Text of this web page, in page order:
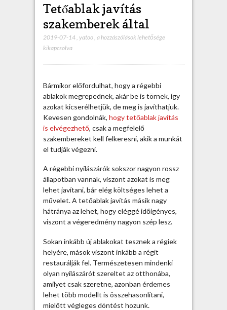
Tetőablak javítás
szakemberek által
2019-07-14, yatoo, T
b
l
a
k
j
a
v
í
t
s
z
k
e
m
b
e
r
e
a hozzászólások lehetősége
kikapcsolva
Bármikor előfordulhat, hogy a régebbi
ablakok megrepednek, akár be is törnek, így
azokat kicserélhetjük, de meg is javíthatjuk.
Kevesen gondolnák, hogy tetőablak javítás
is elvégezhető, csak a megfelelő
szakembereket kell felkeresni, akik a munkát
el tudják végezni.
A régebbi nyílászárók sokszor nagyon rossz
állapotban vannak, viszont azokat is meg
lehet javítani, bár elég költséges lehet a
művelet. A tetőablak javítás másik nagy
hátránya az lehet, hogy eléggé időigényes,
viszont a végeredmény nagyon szép lesz.
Sokan inkább új ablakokat tesznek a régiek
helyére, mások viszont inkább a régit
restaurálják fel. Természetesen mindenki
olyan nyílászárót szereltet az otthonába,
amilyet csak szeretne, azonban érdemes
lehet több modellt is összehasonlítani,
mielőtt végleges döntést hozunk.